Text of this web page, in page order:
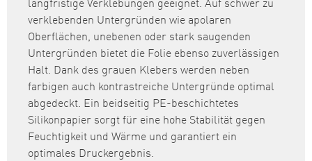
verklebenden Untergründen wie apolaren
Oberflächen, unebenen oder stark saugenden
Untergründen bietet die Folie ebenso zuverlässigen
Halt. Dank des grauen Klebers werden neben
farbigen auch kontrastreiche Untergründe optimal
abgedeckt. Ein beidseitig PE-beschichtetes
Silikonpapier sorgt für eine hohe Stabilität gegen
Feuchtigkeit und Wärme und garantiert ein
optimales Druckergebnis.